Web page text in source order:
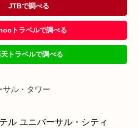
JTBで調べる
トラベルで調べる
トラベルで調べる
サル・タワー
ル ユニバーサル・シティ